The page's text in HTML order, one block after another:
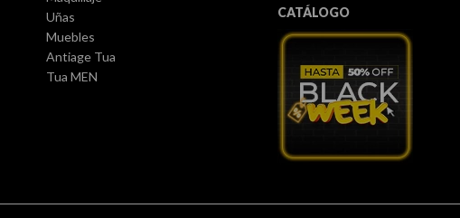
Uñas
Muebles
Antiage Tua
Tua MEN
CATÁLOGO